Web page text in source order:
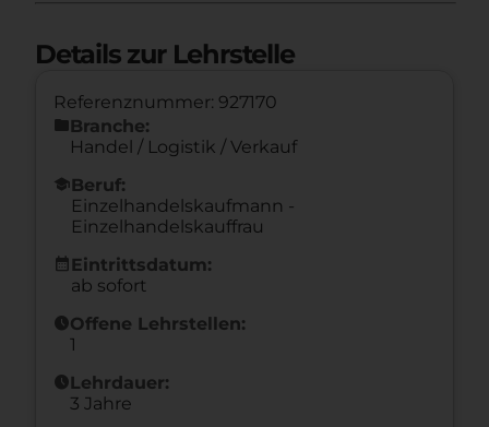
Details zur Lehrstelle
Referenznummer: 927170
folderBranche:
Handel / Logistik / Verkauf
schoolBeruf:
Einzelhandelskaufmann -
Einzelhandelskauffrau
calendar_month Eintrittsdatum:
ab sofort
scheduleOffene Lehrstellen:
1
scheduleLehrdauer:
3 Jahre